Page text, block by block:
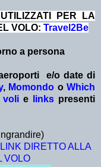
PER LA
VOLO: Travel2Be
a persona
e/o date di
, Momondo o Which
voli e links presenti
DIRETTO ALLA
VOLO